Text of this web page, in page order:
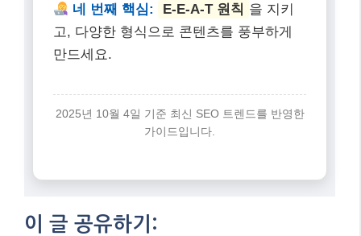
네 번째 핵심: E-E-A-T 원칙 을 지키
고, 다양한 형식으로 콘텐츠를 풍부하게
만드세요.
2025년 10월 4일 기준 최신 SEO 트렌드를 반영한
가이드입니다.
이 글 공유하기: